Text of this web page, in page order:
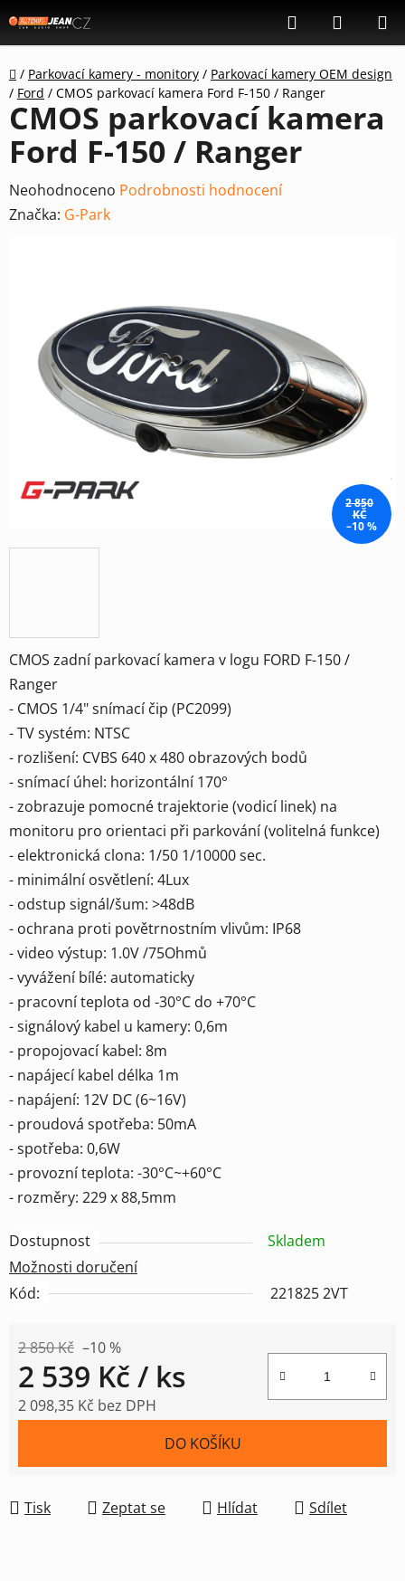
na
obsah
Hledat
KOŠÍK
Domů
/ Parkovací kamery - monitory / Parkovací kamery OEM design
/ Ford / CMOS parkovací kamera Ford F-150 / Ranger
CMOS zadní parkovací kamera v logu FORD F-150 /
Ranger
- CMOS 1/4" snímací čip (PC2099)
- TV systém: NTSC
- rozlišení: CVBS 640 x 480 obrazových bodů
- snímací úhel: horizontální 170°
- zobrazuje pomocné trajektorie (vodicí linek) na
monitoru pro orientaci při parkování (volitelná funkce)
- elektronická clona: 1/50 1/10000 sec.
- minimální osvětlení: 4Lux
- odstup signál/šum: >48dB
- ochrana proti povětrnostním vlivům: IP68
- video výstup: 1.0V /75Ohmů
- vyvážení bílé: automaticky
- pracovní teplota od -30°C do +70°C
- signálový kabel u kamery: 0,6m
- propojovací kabel: 8m
- napájecí kabel délka 1m
- napájení: 12V DC (6~16V)
- proudová spotřeba: 50mA
- spotřeba: 0,6W
- provozní teplota: -30°C~+60°C
- rozměry: 229 x 88,5mm
Dostupnost
Skladem
Možnosti doručení
Kód:
221825 2VT
2 850 Kč –10 %
2 539 Kč / ks
2 098,35 Kč bez DPH
DO KOŠÍKU
Tisk Zeptat se Hlídat Sdílet
CMOS parkovací kamera
Ford F-150 / Ranger
Průměrné
hodnocení
hvězdiček.
Neohodnoceno Podrobnosti hodnocení
Značka: G-Park
2 850
KČ
–10 %